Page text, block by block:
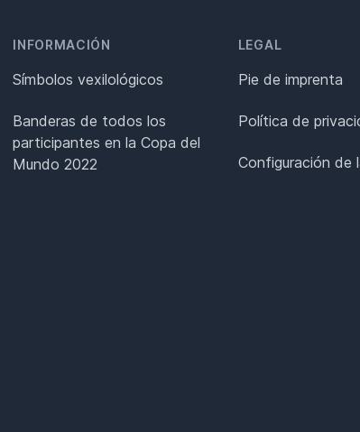
INFORMACIÓN
Símbolos vexilológicos
Banderas de todos los
participantes en la Copa del
Mundo 2022
LEGAL
Pie de imprenta
Política de
Configuración de